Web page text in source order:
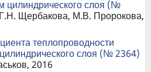
цилиндрического слоя (№
Щербакова, М.В. Пророкова,
теплопроводности
слоя (№ 2364)
2016